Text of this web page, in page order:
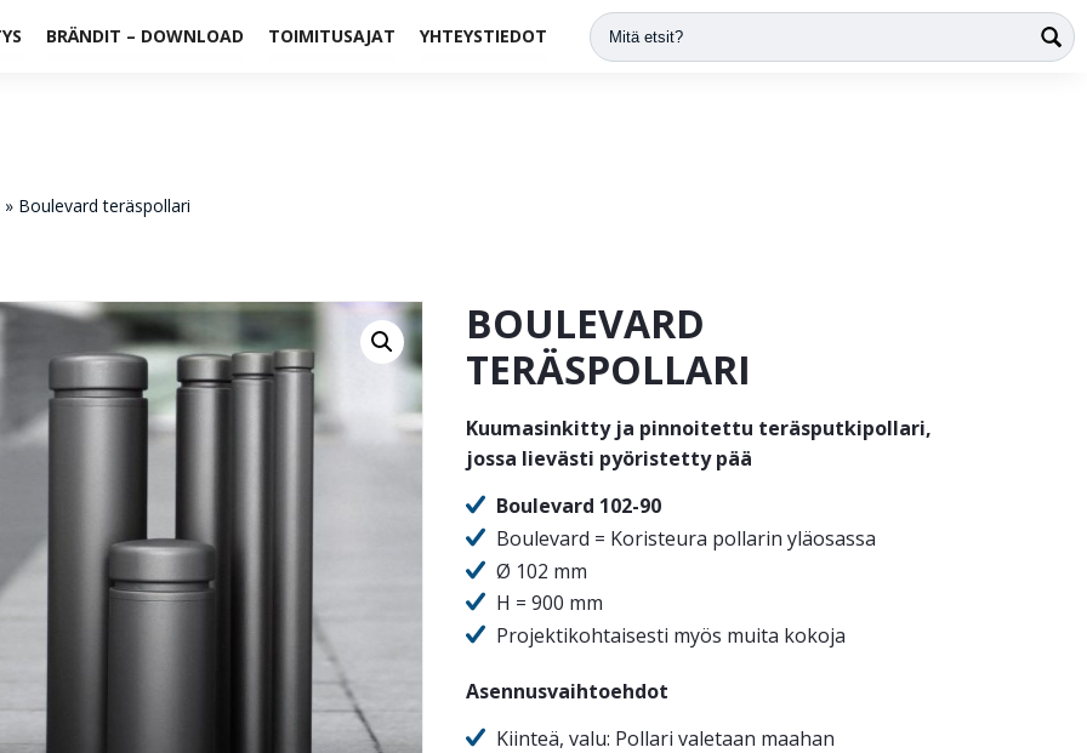
BRÄNDIT – DOWNLOAD TOIMITUSAJAT YHTEYSTIEDOT
» Boulevard teräspollari
BOULEVARD
TERÄSPOLLARI
Kuumasinkitty ja pinnoitettu teräsputkipollari,
jossa lievästi pyöristetty pää
Boulevard 102-90
Boulevard = Koristeura pollarin yläosassa
Ø 102 mm
H = 900 mm
Projektikohtaisesti myös muita kokoja
Asennusvaihtoehdot
Kiinteä, valu: Pollari valetaan maahan